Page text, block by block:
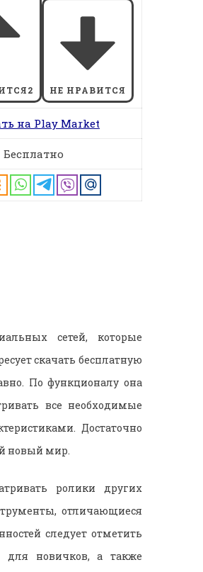
2 НЕ НРАВИТСЯ
на Play Market
Бесплатно
сетей, которые
скачать бесплатную
По функционалу она
все необходимые
Достаточно
новый мир.
ролики других
отличающиеся
следует отметить
для новичков, а также